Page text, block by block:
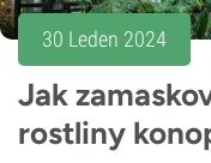
30 Leden 2024
Jak
rostliny